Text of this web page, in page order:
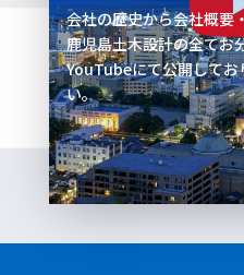
会社の歴史から会社概要
鹿児島土木設計の全てお
YouTubeにて公開してお
い。